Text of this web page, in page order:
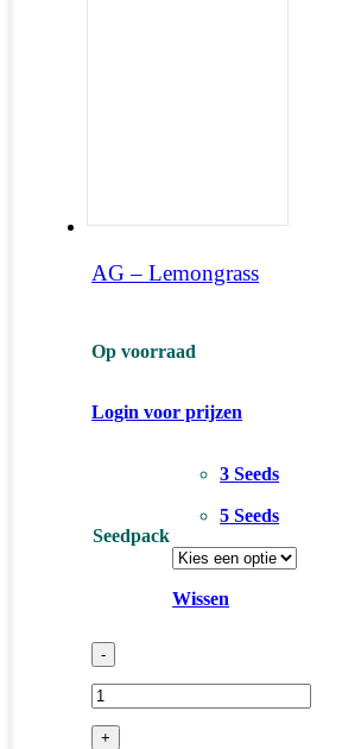
AG – Lemongrass
Op voorraad
Login voor prijzen
Seedpack
3 Seeds
5 Seeds
Wissen
-
+